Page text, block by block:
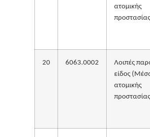
ατομικής
20 6063.0002
Λοιπές
είδος
ατομικής